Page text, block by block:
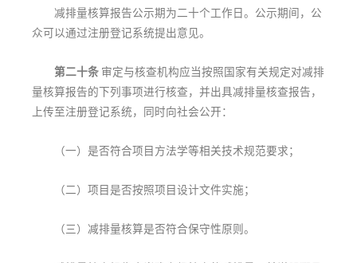
减排量核算报告公示期为二十个工作日。公示期间，公
众可以通过注册登记系统提出意见。
第二十条 审定与核查机构应当按照国家有关规定对减排
量核算报告的下列事项进行核查，并出具减排量核查报告，
上传至注册登记系统，同时向社会公开：
（一）是否符合项目方法学等相关技术规范要求；
（二）项目是否按照项目设计文件实施；
（三）减排量核算是否符合保守性原则。